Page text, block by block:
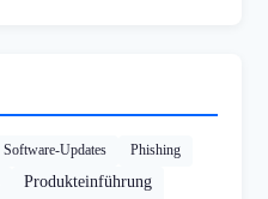
Software-Updates Phishing
Produkteinführung